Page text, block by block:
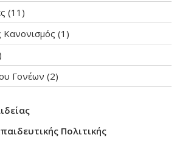
(11)
Κανονισμός (1)
Γονέων (2)
ς
Πολιτικής